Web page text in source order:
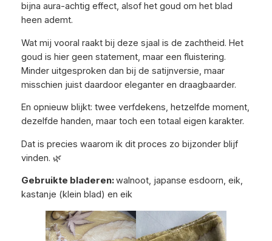
bijna aura-achtig effect, alsof het goud om het blad
heen ademt.
Wat mij vooral raakt bij deze sjaal is de zachtheid. Het
goud is hier geen statement, maar een fluistering.
Minder uitgesproken dan bij de satijnversie, maar
misschien juist daardoor eleganter en draagbaarder.
En opnieuw blijkt: twee verfdekens, hetzelfde moment,
dezelfde handen, maar toch een totaal eigen karakter.
Dat is precies waarom ik dit proces zo bijzonder blijf
vinden. 🌿
Gebruikte bladeren:walnoot, japanse esdoorn, eik,
kastanje (klein blad) en eik